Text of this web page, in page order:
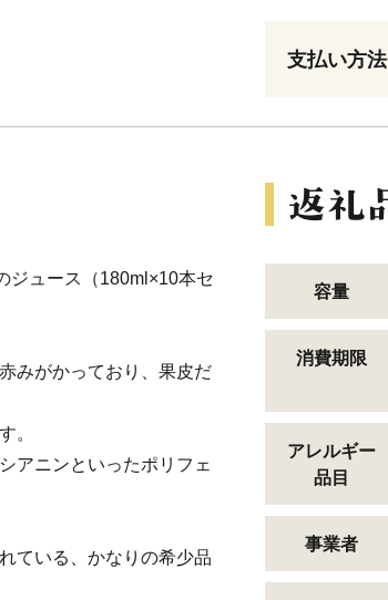
支払い方法
ジュース（180ml×10本セ
みがかっており、果皮だ
。
アニンといったポリフェ
ている、かなりの希少品
容量
消費期限
アレルギー
品目
事業者